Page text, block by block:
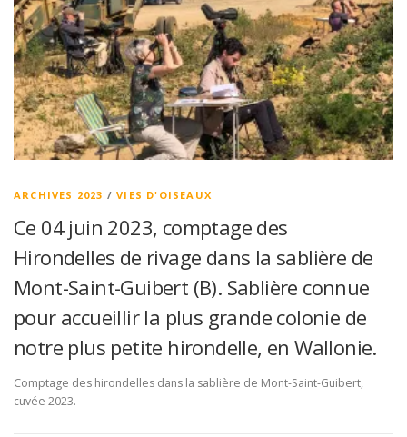
ARCHIVES 2023 /VIES D'OISEAUX
Ce 04 juin 2023, comptage des
Hirondelles de rivage dans la sablière de
Mont-Saint-Guibert (B). Sablière connue
pour accueillir la plus grande colonie de
notre plus petite hirondelle, en Wallonie.
Comptage des hirondelles dans la sablière de Mont-Saint-Guibert,
cuvée 2023.